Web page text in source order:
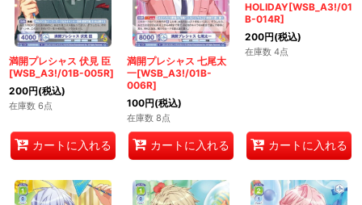
満開プレシャス 伏見 臣
[WSB_A3!/01B-005R]
200円(税込)
在庫数 6点
カートに入れる
満開プレシャス 七尾太
一[WSB_A3!/01B-
006R]
100円(税込)
在庫数 8点
カートに入れる
HOLIDAY[WSB_A3!/01
B-014R]
200円(税込)
在庫数 4点
カートに入れる